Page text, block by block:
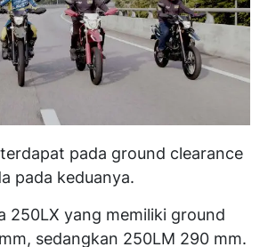
pada ground clearance
pada keduanya.
250LX yang memiliki ground
sedangkan 250LM 290 mm.